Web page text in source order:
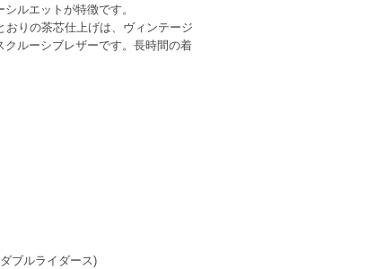
ルエットが特徴です。
りの茶芯仕上げは、ヴィンテージ
ルーシブレザーです。長時間の着
ブルライダース)